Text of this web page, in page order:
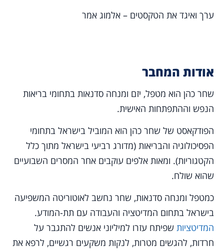
ערך ואיגד את הטקסטים – אלמוג אמר
אודות המחבר
שחר כהן הוא מטפל, יזם ומנחה סדנאות בתחומי בריאות
הנפש וההתפתחות האישית.
הפודקאסט של שחר כהן הוא המוביל בישראל בתחומי
הפסיכולוגיה והבריאות (מדורג רביעי בישראל מתוך כלל
הקטגוריות). ומאות אלפים עוקבים אחר המסרים השבועיים
שהוא שולח.
כמטפל ומנחה סדנאות, שחר נחשב לאוטוריטה המשפיעה
בישראל בתחום המדיטציה והעבודה עם תת-המודע.
המדיטציות שפיתח עזרו למיליוני אנשים להתגבר על
חרדות, להגשים מטרות, לנקות משקעים רגשיים, לרפא את